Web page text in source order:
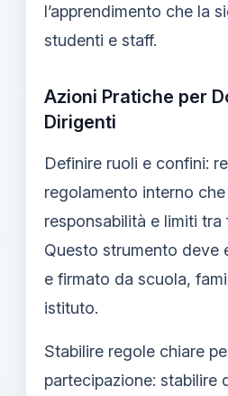
l’apprendimento che la
studenti e staff.
Azioni Pratiche per
Dirigenti
Definire ruoli e confini:
regolamento interno
responsabilità e limiti tra
Questo strumento deve
e firmato da scuola,
istituto.
Stabilire regole chiare
partecipazione: stabilire